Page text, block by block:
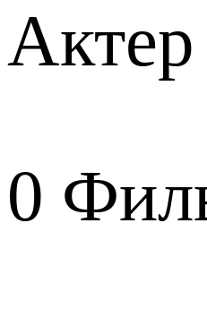
Актер
0